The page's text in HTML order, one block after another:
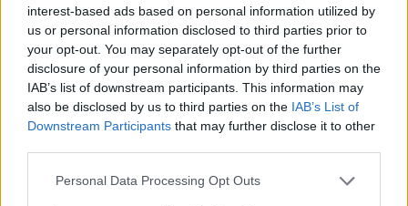
interest-based ads based on personal information utilized by
us or personal information disclosed to third parties prior to
your opt-out. You may separately opt-out of the further
disclosure of your personal information by third parties on the
IAB’s list of downstream participants. This information may
also be disclosed by us to third parties on the IAB’s List of
Downstream Participants that may further disclose it to other
Please note that this website/app uses one or more Google
Personal Data Processing Opt Outs
Nuova Zelanda: ondata di freddo eccezionale porta
neve a bassa quota
Francesca Lombardi · 4 Ago 2026